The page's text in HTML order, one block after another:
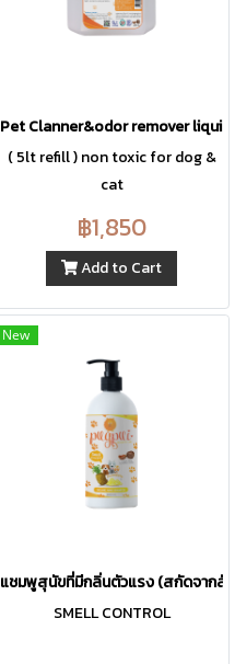
Pet Clanner&odor remover liquid
( 5lt refill ) non toxic for dog &
cat
฿1,850
Add to Cart
New
แชมพูสุนัขที่มีกลิ่นตัวแรง (สกัดจากสั
SMELL CONTROL